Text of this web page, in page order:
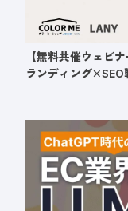
【無料共催ウェビ
ランディング